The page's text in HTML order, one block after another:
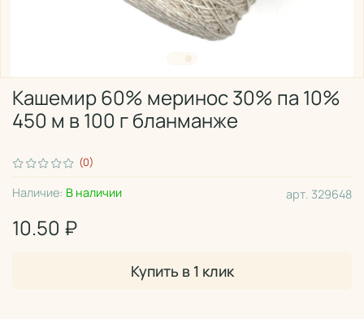
(0)
арт. 329648
Наличие: В наличии
Кашемир 60% меринос 30% па 10%
450 м в 100 г бланманже
10.50 ₽
Купить в 1 клик